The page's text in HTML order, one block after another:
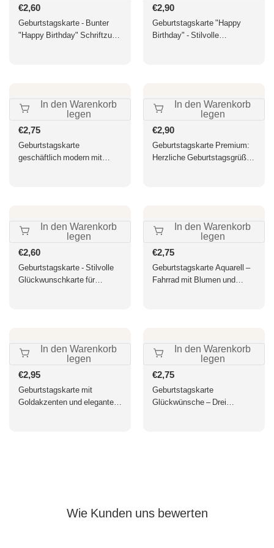
Normaler
Preis
€2,60
Geburtstagskarte - Bunter
"Happy Birthday" Schriftzug,
Normaler
Preis
€2,90
Geburtstagskarte "Happy
Birthday" - Stilvolle
In den Warenkorb
legen
Normaler
Preis
€2,75
Geburtstagskarte
geschäftlich modern mit
In den Warenkorb
legen
Normaler
Preis
€2,90
Geburtstagskarte Premium:
Herzliche Geburtstagsgrüße
In den Warenkorb
legen
Normaler
Preis
€2,60
Geburtstagskarte - Stilvolle
Glückwunschkarte für
In den Warenkorb
legen
Normaler
Preis
€2,75
Geburtstagskarte Aquarell –
Fahrrad mit Blumen und
In den Warenkorb
legen
Normaler
Preis
€2,95
Geburtstagskarte mit
Goldakzenten und eleganter
In den Warenkorb
legen
Normaler
Preis
€2,75
Geburtstagskarte
Glückwünsche – Drei
Wie Kunden uns bewerten